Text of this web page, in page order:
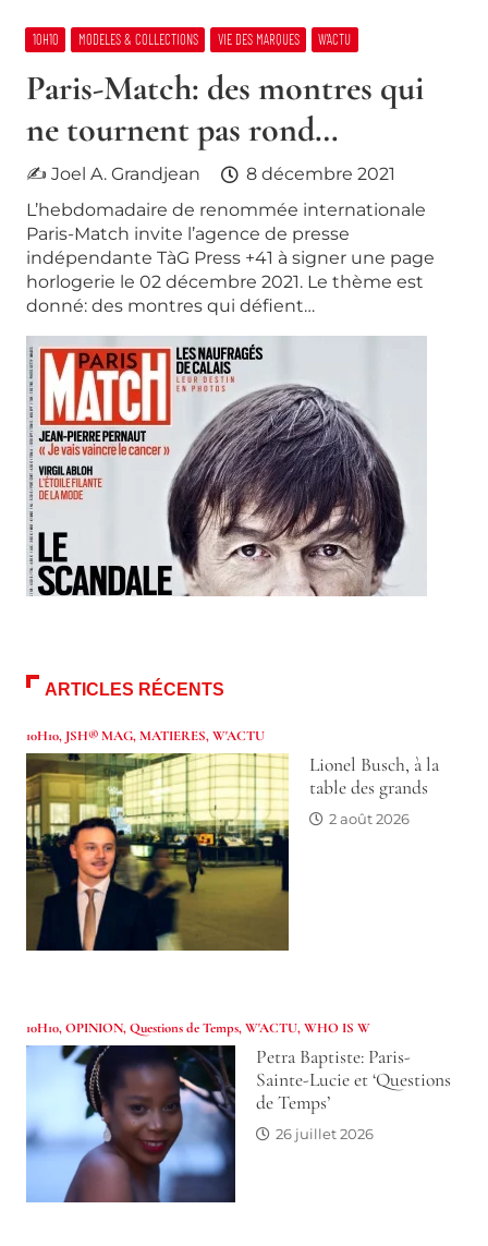
10H10 MODELES & COLLECTIONS VIE DES MARQUES W’ACTU
Paris-Match: des montres qui
ne tournent pas rond…
✍ Joel A. Grandjean
8 décembre 2021
L’hebdomadaire de renommée internationale
Paris-Match invite l’agence de presse
indépendante TàG Press +41 à signer une page
horlogerie le 02 décembre 2021. Le thème est
donné: des montres qui défient…
ARTICLES RÉCENTS
10H10, JSH® MAG,MATIERES,W'ACTU
Lionel Busch, à la
table des grands
2 août 2026
10H10,OPINION,Questions de Temps,W'ACTU,WHO IS W
Petra Baptiste: Paris-
Sainte-Lucie et ‘Questions
de Temps’
26 juillet 2026